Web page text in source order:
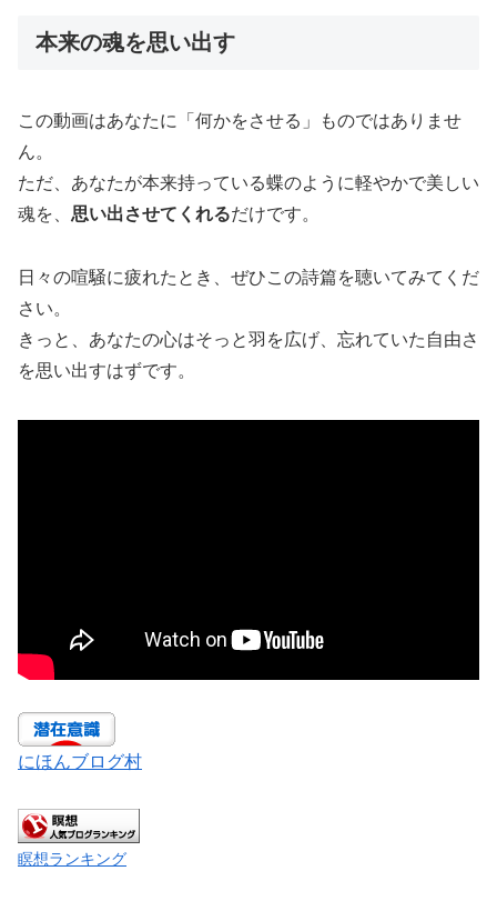
本来の魂を思い出す
この動画はあなたに「何かをさせる」ものではありませ
ん。
ただ、あなたが本来持っている蝶のように軽やかで美しい
魂を、 思い出させてくれるだけです。
日々の喧騒に疲れたとき、ぜひこの詩篇を聴いてみてくだ
さい。
きっと、あなたの心はそっと羽を広げ、忘れていた自由さ
を思い出すはずです。
にほんブログ村
瞑想ランキング